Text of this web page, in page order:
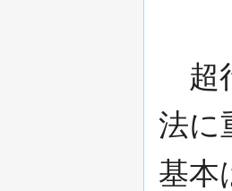
超
法に
基本